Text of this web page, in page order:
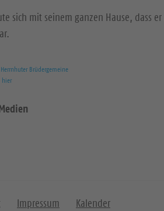
sich mit seinem ganzen Hause, dass
Brüdergemeine
hier
Impressum Kalender